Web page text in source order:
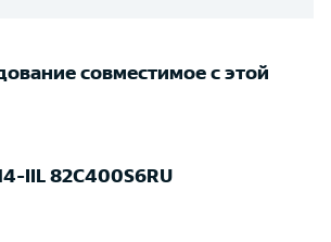
совместимое с этой
IIL 82C400S6RU